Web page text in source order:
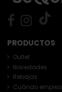
PRODUCTOS
Outlet
Novedades
Rebajas
Cuándo